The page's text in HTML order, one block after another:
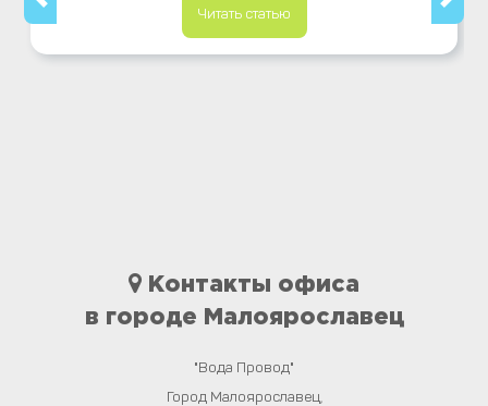
Читать статью
Контакты офиса
в городе Малоярославец
"Вода Провод"
Город Малоярославец